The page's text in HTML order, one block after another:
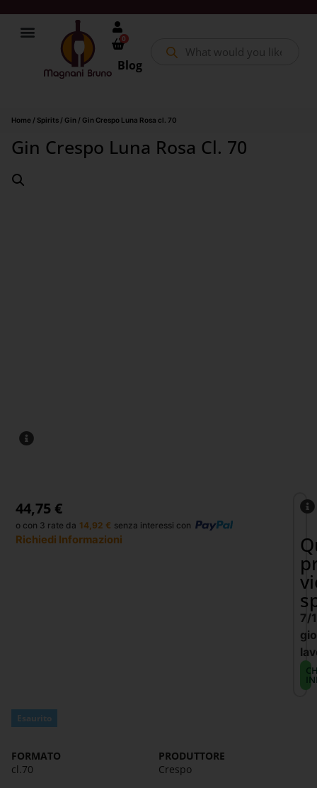
0
Blog
Home / Spirits / Gin / Gin Crespo Luna Rosa cl. 70
Gin Crespo Luna Rosa Cl. 70
44,75 €
o con 3 rate da 14,92 € senza interessi con
Richiedi Informazioni
7/
Esaurito
FORMATO
cl.70
PRODUTTORE
Crespo